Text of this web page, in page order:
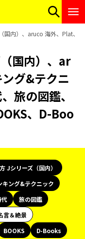
国内）、aruco 海外、Plat、
国内）、ar
グ&テクニ
旅の図鑑、
、D-Boo
Jシリーズ（国内）
キング&テクニック
代
旅の図鑑
言＆絶景
BOOKS
D-Books